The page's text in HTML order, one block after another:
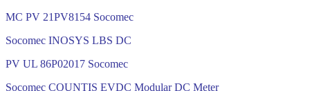
MC PV 21PV8154 Socomec
Socomec INOSYS LBS DC
PV UL 86P02017 Socomec
Socomec COUNTIS EVDC Modular DC Meter